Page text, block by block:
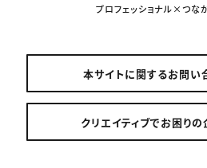
プロフェッショナル×つな
本サイトに関するお問い
クリエイティブでお困り